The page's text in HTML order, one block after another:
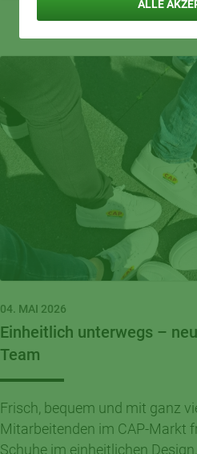
04. MAI 2026
Einheitlich unterwegs –
Team
Frisch, bequem und mit ganz
Mitarbeitenden im CAP-Markt
Schuhe im einheitlichen Design.
ALLE